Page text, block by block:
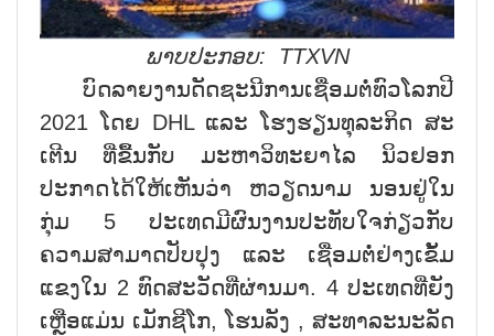
ພາບປະກອບ: TTXVN
ບົດລາຍງານດັດຊະນີການເຊື່ອມຕໍ່ທົວໂລກປີ
2021 ໂດຍ DHL ແລະ ໂຮງຮຽນທຸລະກິດ ສະ
ເຕີນ ທີ່ຂື້ນກັບ ມະຫາວິທະຍາໄລ ນິວຢອກ
ປະກາດໄດ້ໃຫ້ເຫັນວ່າ ຫວຽດນາມ ນອນຢູ່ໃນ
ກຸ່ມ 5 ປະເທດມີຜົນງານປະທັບໃຈກ່ຽວກັບ
ຄວາມສາມາດປັບປຸງ ແລະ ເຊື່ອມຕໍ່ຢ່າງເຂັ້ມ
ແຂງໃນ 2 ທົດສະວັດທີ່ຜ່ານມາ. 4 ປະເທດທີ່ຍັງ
ເຫຼືອແມ່ນ ເມັກຊີໂກ, ໂຮນລັງ , ສະທາລະນະລັດ